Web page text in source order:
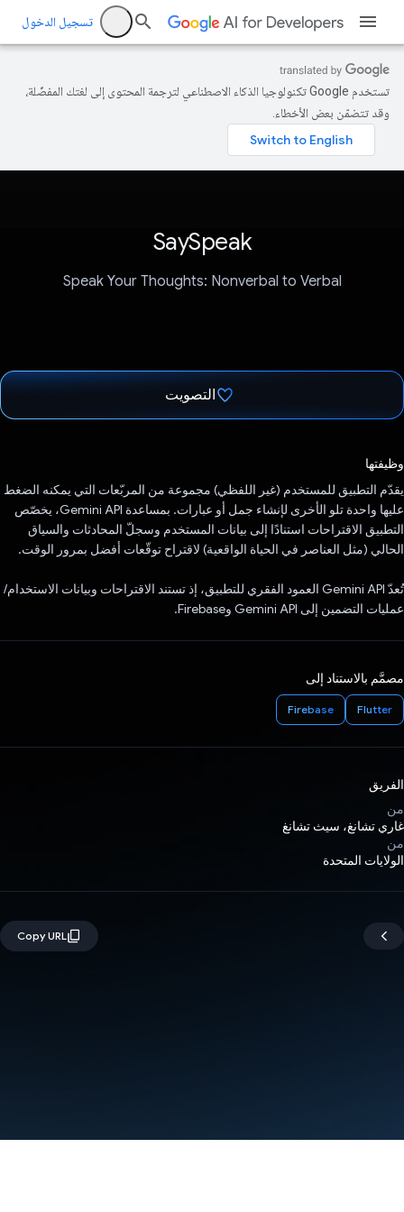
تسجيل الدخول
تستخدم Google تكنولوجيا الذكاء الاصطناعي لترجمة المحتوى إلى لغتك المفضّلة،
وقد تتضمّن بعض الأخطاء.
SaySpeak
Speak Your Thoughts: Nonverbal to Verbal
التصويت
وظيفتها
يقدّم التطبيق للمستخدم (غير اللفظي) مجموعة من المربّعات التي يمكنه الضغط
عليها واحدة تلو الأخرى لإنشاء جمل أو عبارات. بمساعدة Gemini API، يخصّص
التطبيق الاقتراحات استنادًا إلى بيانات المستخدم وسجلّ المحادثات والسياق
الحالي (مثل العناصر في الحياة الواقعية) لاقتراح توقّعات أفضل بمرور الوقت.
تُعدّ Gemini API العمود الفقري للتطبيق، إذ تستند الاقتراحات وبيانات الاستخدام/
عمليات التضمين إلى Gemini API وFirebase.
مصمَّم بالاستناد إلى
Flutter
Firebase
الفريق
من
غاري تشانغ، سيث تشانغ
من
الولايات المتحدة